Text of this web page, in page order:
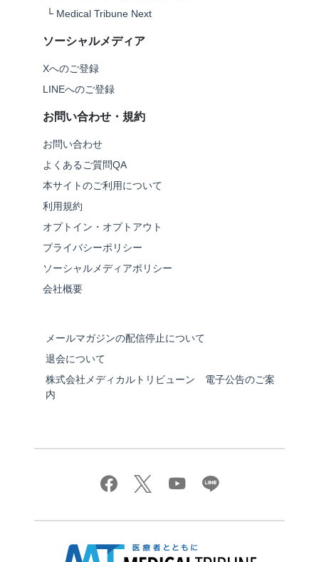
└ Medical Tribune Next
ソーシャルメディア
Xへのご登録
LINEへのご登録
お問い合わせ・規約
お問い合わせ
よくあるご質問QA
本サイトのご利用について
利用規約
オプトイン・オプトアウト
プライバシーポリシー
ソーシャルメディアポリシー
会社概要
メールマガジンの配信停止について
退会について
株式会社メディカルトリビューン 電子公告のご案
内